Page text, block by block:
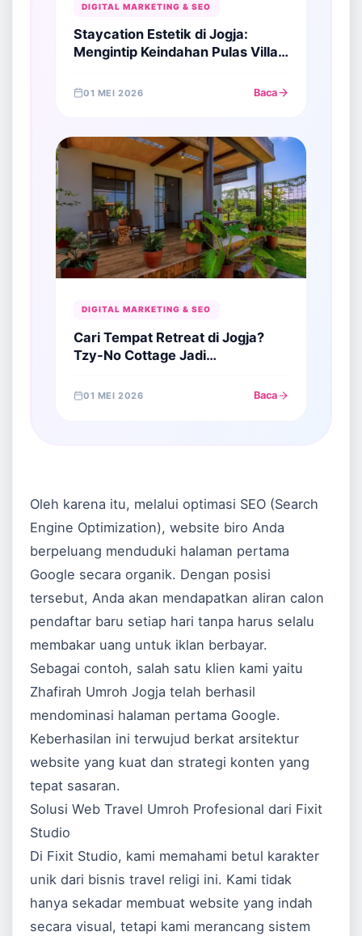
DIGITAL MARKETING & SEO
Staycation Estetik di Jogja:
Mengintip Keindahan Pulas Villa,
Honeymoon dan Bestie
01 MEI 2026 Baca
DIGITAL MARKETING & SEO
Cari Tempat Retreat di Jogja?
Tzy-No Cottage Jadi
Bisnis dan Ketenangan
01 MEI 2026 Baca
Oleh karena itu, melalui optimasi SEO (Search
Engine Optimization), website biro Anda
berpeluang menduduki halaman pertama
Google secara organik. Dengan posisi
tersebut, Anda akan mendapatkan aliran calon
pendaftar baru setiap hari tanpa harus selalu
membakar uang untuk iklan berbayar.
Sebagai contoh, salah satu klien kami yaitu
Zhafirah Umroh Jogja telah berhasil
mendominasi halaman pertama Google.
Keberhasilan ini terwujud berkat arsitektur
website yang kuat dan strategi konten yang
tepat sasaran.
Solusi Web Travel Umroh Profesional dari Fixit
Studio
Di Fixit Studio, kami memahami betul karakter
unik dari bisnis travel religi ini. Kami tidak
hanya sekadar membuat website yang indah
secara visual, tetapi kami merancang sistem